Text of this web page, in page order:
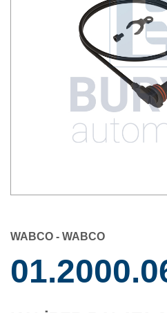
WABCO - WABCO